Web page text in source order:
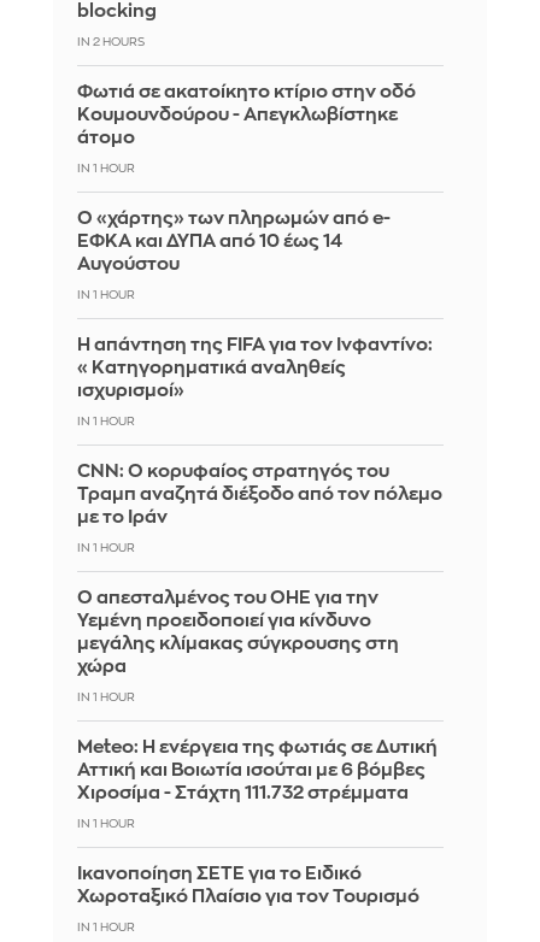
blocking
IN 2 HOURS
Φωτιά σε ακατοίκητο κτίριο στην οδό
Κουμουνδούρου - Απεγκλωβίστηκε
άτομο
IN 1 HOUR
Ο «χάρτης» των πληρωμών από e-
ΕΦΚΑ και ΔΥΠΑ από 10 έως 14
Αυγούστου
IN 1 HOUR
Η απάντηση της FIFA για τον Ινφαντίνο:
«Κατηγορηματικά αναληθείς
ισχυρισμοί»
IN 1 HOUR
CNN: Ο κορυφαίος στρατηγός του
Τραμπ αναζητά διέξοδο από τον πόλεμο
με το Ιράν
IN 1 HOUR
Ο απεσταλμένος του ΟΗΕ για την
Υεμένη προειδοποιεί για κίνδυνο
μεγάλης κλίμακας σύγκρουσης στη
χώρα
IN 1 HOUR
Meteo: Η ενέργεια της φωτιάς σε Δυτική
Αττική και Βοιωτία ισούται με 6 βόμβες
Χιροσίμα - Στάχτη 111.732 στρέμματα
IN 1 HOUR
Ικανοποίηση ΣΕΤΕ για το Ειδικό
Χωροταξικό Πλαίσιο για τον Τουρισμό
IN 1 HOUR